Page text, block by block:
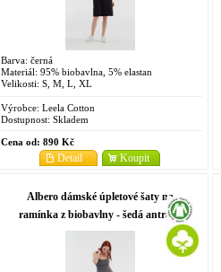
Barva: černá
Materiál: 95% biobavlna, 5% elastan
Velikosti: S, M, L, XL
Výrobce: Leela Cotton
Dostupnost: Skladem
Cena od: 890 Kč
Koupit
Detail
Albero dámské úpletové šaty na
ramínka z biobavlny - šedá antracit